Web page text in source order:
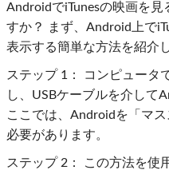
AndroidでiTunesの映画を
すか？ まず、Android上で
表示する簡単な方法を紹介
ステップ 1：
コンピュータ
し、USBケーブルを介して
ここでは、Androidを「マ
必要があります。
ステップ 2：
この方法を使